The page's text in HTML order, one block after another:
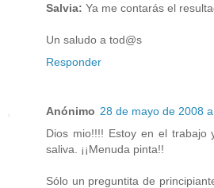
Salvia: Ya me contarás el
Un saludo a tod@s
Responder
Anónimo 28 de mayo de 2008
Dios mio!!!! Estoy en el
saliva. ¡¡Menuda pinta!!
Sólo un preguntita de